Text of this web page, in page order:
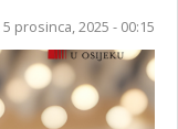
5 prosinca, 2025 - 00:15